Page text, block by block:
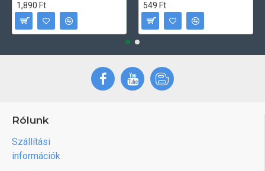
1,890 Ft
549 Ft
Rólunk
Szállítási
információk